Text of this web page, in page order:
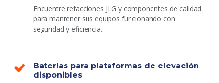
Encuentre refacciones JLG y componentes de calidad
para mantener sus equipos funcionando con
seguridad y eficiencia.
Baterías para plataformas de elevación
disponibles